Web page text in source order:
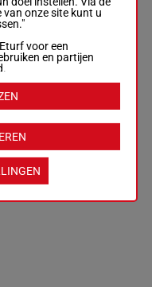
van onze site kunt u
voor een
en partijen